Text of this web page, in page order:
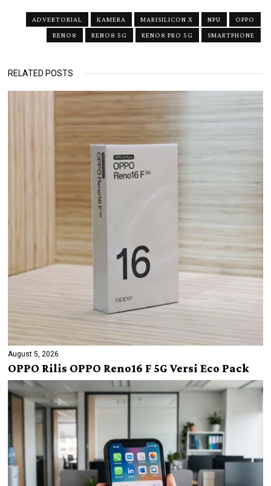
ADVERTORIAL KAMERA MARISILICON X NPU
OPPO
RENO8
RENO8 5G RENO8 PRO 5G SMARTPHONE
RELATED POSTS
August 5, 2026
OPPO Rilis OPPO Reno16 F 5G Versi Eco Pack